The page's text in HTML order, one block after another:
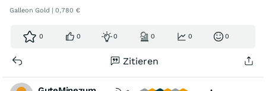
Galleon Gold | 0,780 €
0 0 0 0 0 0
Zitieren